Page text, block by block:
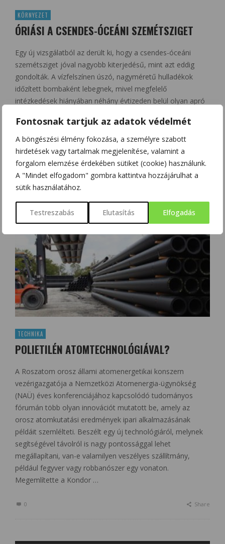
Fontosnak tartjuk az adatok védelmét
A böngészési élmény fokozása, a személyre szabott
hirdetések vagy tartalmak megjelenítése, valamint a
forgalom elemzése érdekében sütiket (cookie) használunk.
A "Mindet elfogadom" gombra kattintva hozzájárulhat a
sütik használatához.
Testreszabás Elutasítás Elfogadás
KÖRNYEZET
ÓRIÁSI A CSENDES-ÓCEÁNI SZEMÉTSZIGET
Egy új vizsgálatból az derült ki, hogy a csendes-óceáni
szemétsziget jóval nagyobb kiterjedésű, mint azt eddig
gondolták. A vízfelszínen úszó, nagyméretű hulladékok
időzített bombaként lebegnek, mivel megfelelő
intézkedések hiányában néhány évtizeden belül olyan apró
bekerülhet a táplálékláncba. Az Ocean Cleanup alapítvány
felderítő repülőgépe hatalmas mennyiségben
összetorlódott szemetet – főleg műanyaghulladékot –
fedezett fel …
0
TECHNIKA
POLIETILÉN ATOMTECHNOLÓGIÁVAL?
A Roszatom orosz állami atomenergetikai konszern
vezérigazgatója a Nemzetközi Atomenergia-ügynökség
(NAÜ) éves konferenciájához kapcsolódó tudományos
fórumán több olyan innovációt mutatott be, amely az
orosz atomkutatási eredmények ipari alkalmazásának
példáit szemlélteti. Beszélt egy új technológiáról, melynek
segítségével távolról is nagy pontossággal lehet
megállapítani, van-e valamilyen veszélyes szállítmány,
például fegyver vagy robbanószer egy vonaton.
Megemlítette a Kondor …
0 Share